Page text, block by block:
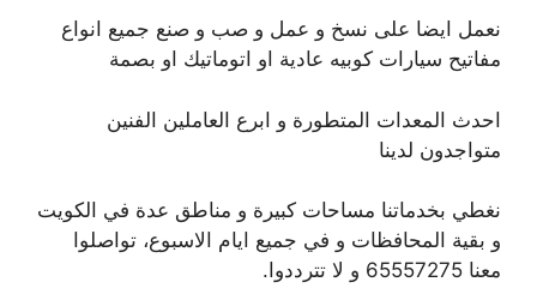
نعمل ايضا على نسخ و عمل و صب و صنع جميع انواع
مفاتيح سيارات كوبيه عادية او اتوماتيك او بصمة
احدث المعدات المتطورة و ابرع العاملين الفنين
متواجدون لدينا
نغطي بخدماتنا مساحات كبيرة و مناطق عدة في الكويت
و بقية المحافظات و في جميع ايام الاسبوع، تواصلوا
معنا 65557275 و لا تترددوا.